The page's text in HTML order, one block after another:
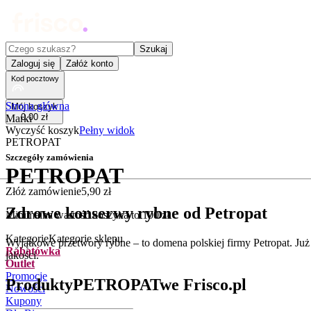
Czego szukasz?
Szukaj
Zaloguj się
Załóż konto
Kod pocztowy
Mój koszyk
0,00 zł
Wyczyść koszykPełny widok
Szczegóły zamówienia
Złóż zamówienie5,90 zł
Minimalna wartość koszyka to100 zł
KategorieKategorie sklepu
Rabatówka
Outlet
Promocje
Nowości
Kupony
Strona główna
Marki
PETROPAT
PETROPAT
Zdrowe konserwy rybne od Petropat
Wyjątkowe przetwory rybne – to domena polskiej firmy Petropat.
jakości.
ProduktyPETROPATwe Frisco.pl